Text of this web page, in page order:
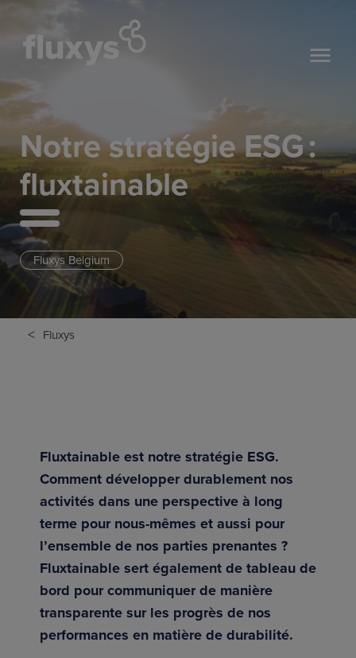
Fluxys Belgium
Notre stratégie ESG :
fluxtainable
< Fluxys
Fluxtainable est notre stratégie ESG.
Comment développer durablement nos
activités dans une perspective à long
terme pour nous-mêmes et aussi pour
l’ensemble de nos parties prenantes ?
Fluxtainable sert également de tableau de
bord pour communiquer de manière
transparente sur les progrès de nos
performances en matière de durabilité.